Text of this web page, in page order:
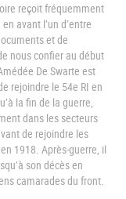
reçoit fréquemment
avant l’un d’entre
et de
nous confier au début
De Swarte est
rejoindre le 54e RI en
la fin de la guerre,
dans les secteurs
de rejoindre les
1918. Après-guerre, il
son décès en
camarades du front.